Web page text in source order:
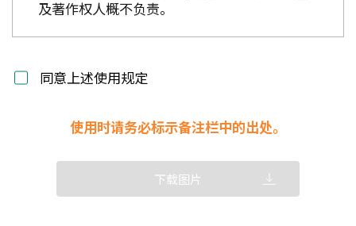
及著作权人概不负责。
同意上述使用规定
使用时请务必标示备注栏中的出处。
下载图片